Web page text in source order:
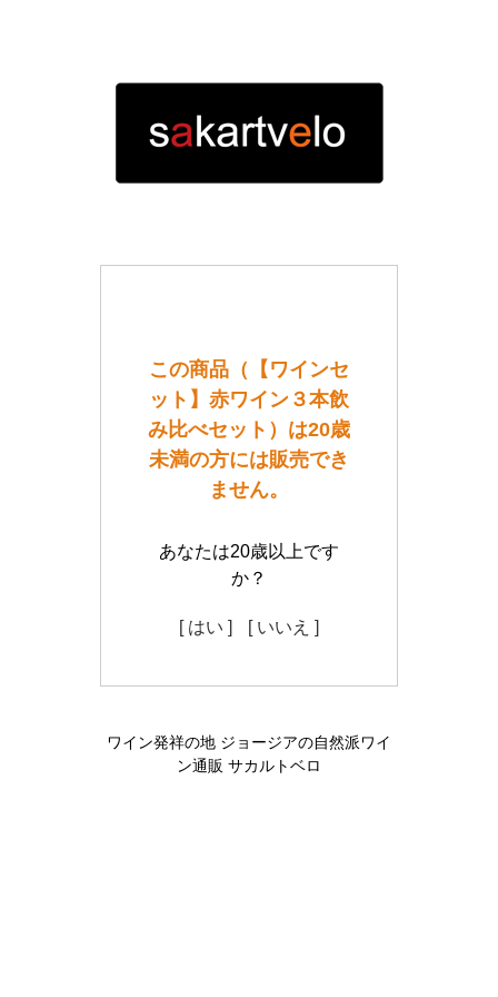
この商品（【ワインセ
ット】赤ワイン３本飲
み比べセット）は20歳
未満の方には販売でき
ません。
あなたは20歳以上です
か？
[ はい ] [ いいえ ]
ワイン発祥の地 ジョージアの自然派ワイ
ン通販 サカルトベロ